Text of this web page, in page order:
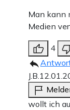
Man kann
Medien
4
J.B.
wollt ich